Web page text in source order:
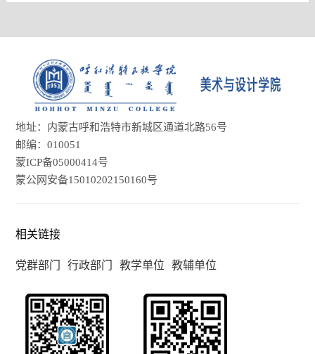
地址：内蒙古呼和浩特市新城区通道北路56号
邮编：010051
蒙ICP备05000414号
蒙公网安备15010202150160号
相关链接
党群部门 行政部门 教学单位 教辅单位